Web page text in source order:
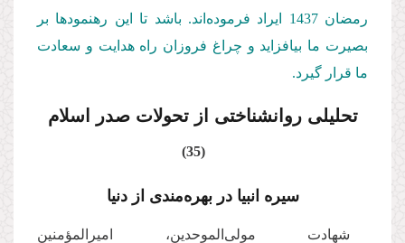
رمضان 1437 ایراد فرموده‌اند. باشد تا این رهنمودها بر
بصیرت ما بیافزاید و چراغ فروزان راه هدایت و سعادت
ما قرار گیرد.
تحلیلی روان­شناختی از تحولات صدر اسلام
(35)
سیره انبیا در بهره‌مندی از دنیا
شهادت مولی‌‌الموحدین، امیرالمؤمنین